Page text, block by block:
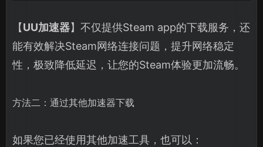
【UU加速器】不仅提供Steam app的下载服务，还
能有效解决Steam网络连接问题，提升网络稳定
性，极致降低延迟，让您的Steam体验更加流畅。
方法二：通过其他加速器下载
如果您已经使用其他加速工具，也可以：